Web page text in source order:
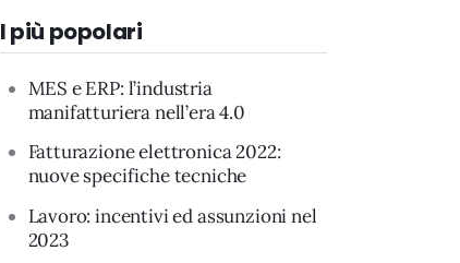
I più popolari
MES e ERP: l’industria
manifatturiera nell’era 4.0
Fatturazione elettronica 2022:
nuove specifiche tecniche
Lavoro: incentivi ed assunzioni nel
2023